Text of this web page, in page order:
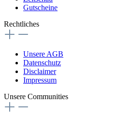
Gutscheine
Rechtliches
Unsere AGB
Datenschutz
Disclaimer
Impressum
Unsere Communities